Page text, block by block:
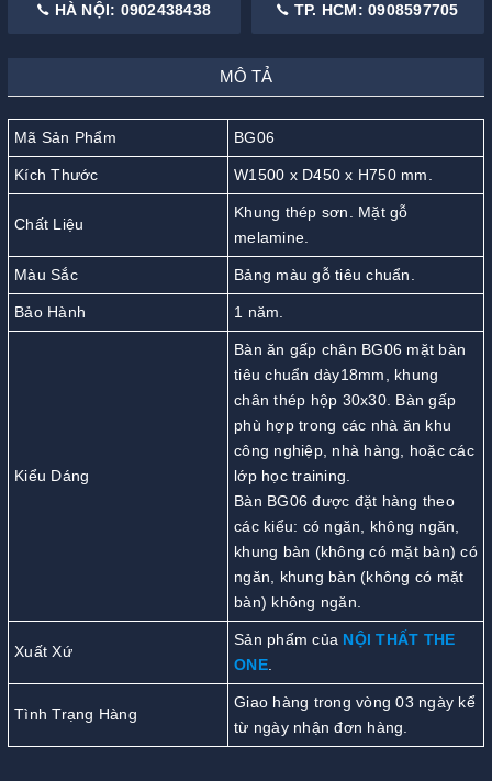
HÀ NỘI: 0902438438 TP. HCM: 0908597705
MÔ TẢ
Mã Sản Phẩm BG06
Kích Thước W1500 x D450 x H750 mm.
Chất Liệu
Khung thép sơn. Mặt gỗ
melamine.
Màu Sắc Bảng màu gỗ tiêu chuẩn.
Bảo Hành 1 năm.
Kiểu Dáng
Bàn ăn gấp chân BG06 mặt bàn
tiêu chuẩn dày18mm, khung
chân thép hộp 30x30. Bàn gấp
phù hợp trong các nhà ăn khu
công nghiệp, nhà hàng, hoặc các
lớp học training.
Bàn BG06 được đặt hàng theo
các kiểu: có ngăn, không ngăn,
khung bàn (không có mặt bàn) có
ngăn, khung bàn (không có mặt
bàn) không ngăn.
Xuất Xứ
Sản phẩm của NỘI THẤT THE
ONE.
Tình Trạng Hàng
Giao hàng trong vòng 03 ngày kể
từ ngày nhận đơn hàng.